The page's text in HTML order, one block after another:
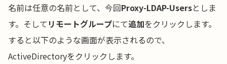
名前は任意の名前として、今回Proxy-LDAP-Usersとしま
す。そして リモートグループにて追加をクリックします。
すると以下のような画面が表示されるので、
ActiveDirectoryをクリックします。